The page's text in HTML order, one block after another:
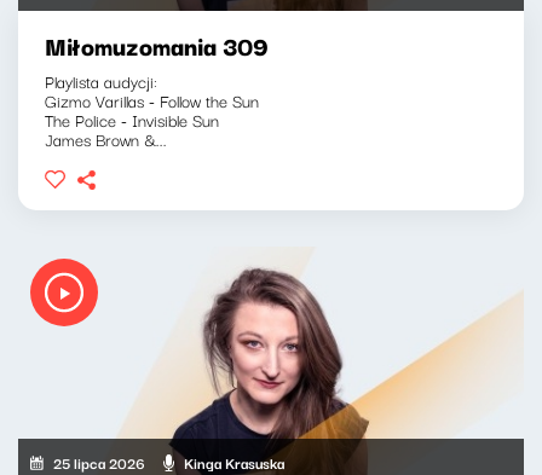
Miłomuzomania 309
Playlista audycji:
Gizmo Varillas - Follow the Sun
The Police - Invisible Sun
James Brown &...
25 lipca 2026 Kinga Krasuska